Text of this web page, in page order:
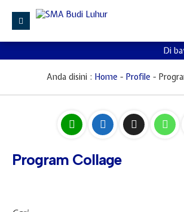
Kurikulum
PPDB
Di
Anda disini : Home - Profile -
Program Collage